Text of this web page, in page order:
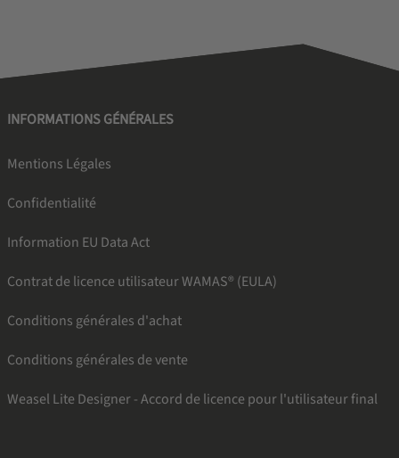
INFORMATIONS GÉNÉRALES
Mentions Légales
Confidentialité
Information EU Data Act
Contrat de licence utilisateur WAMAS® (EULA)
Conditions générales d'achat
Conditions générales de vente
Weasel Lite Designer - Accord de licence pour l'utilisateur final